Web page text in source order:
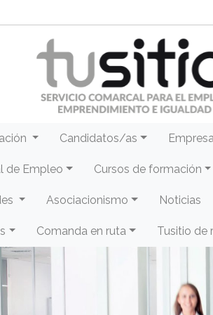
Candidatos/as
de Empleo Cursos de formación
Asociacionismo Noticias
Comanda en ruta Tusitio de